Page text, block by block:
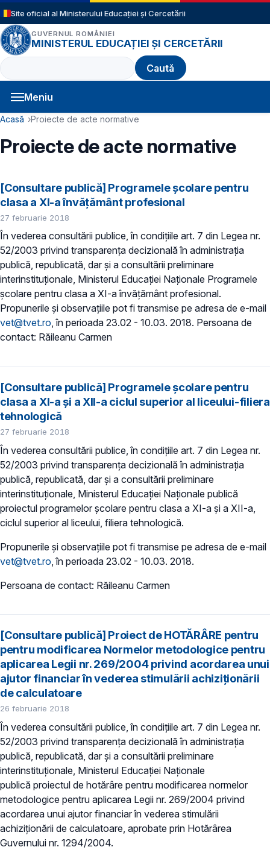
Sari la conținutul principal
Site oficial al Ministerului Educației și Cercetării
GUVERNUL ROMÂNIEI
MINISTERUL EDUCAȚIEI ȘI CERCETĂRII
Caută
Meniu
Navigație principală
Cale de navigare
Acasă Proiecte de acte normative
Proiecte de acte normative
[Consultare publică] Programele școlare pentru
clasa a XI-a învățământ profesional
27 februarie 2018
În vederea consultării publice, în condiţiile art. 7 din Legea nr.
52/2003 privind transparenţa decizională în administraţia
publică, republicată, dar și a consultării preliminare
interinstituționale, Ministerul Educaţiei Naţionale Programele
școlare pentru clasa a XI-a învățământ profesional.
Propunerile și observațiile pot fi transmise pe adresa de e-mail
vet@tvet.ro, în perioada 23.02 - 10.03. 2018. Persoana de
contact: Răileanu Carmen
[Consultare publică] Programele școlare pentru
clasa a XI-a și a XII-a ciclul superior al liceului-filiera
tehnologică
27 februarie 2018
În vederea consultării publice, în condiţiile art. 7 din Legea nr.
52/2003 privind transparenţa decizională în administraţia
publică, republicată, dar și a consultării preliminare
interinstituționale, Ministerul Educaţiei Naţionale publică
proiectul programelor școlare pentru clasa a XI-a și a XII-a,
ciclul superior al liceului, filiera tehnologică.
Propunerile și observațiile pot fi transmise pe adresa de e-mail
vet@tvet.ro , în perioada 23.02 - 10.03. 2018.
Persoana de contact: Răileanu Carmen
[Consultare publică] Proiect de HOTĂRÂRE pentru
pentru modificarea Normelor metodologice pentru
aplicarea Legii nr. 269/2004 privind acordarea unui
ajutor financiar în vederea stimulării achiziţionării
de calculatoare
26 februarie 2018
În vederea consultării publice, în condiţiile art. 7 din Legea nr.
52/2003 privind transparenţa decizională în administraţia
publică, republicată, dar și a consultării preliminare
interinstituționale, Ministerul Educaţiei Naţionale
publică proiectul de hotărâre pentru modificarea normelor
metodologice pentru aplicarea Legii nr. 269/2004 privind
acordarea unui ajutor financiar în vederea stimulării
achiziţionării de calculatoare, aprobate prin Hotărârea
Guvernului nr. 1294/2004.